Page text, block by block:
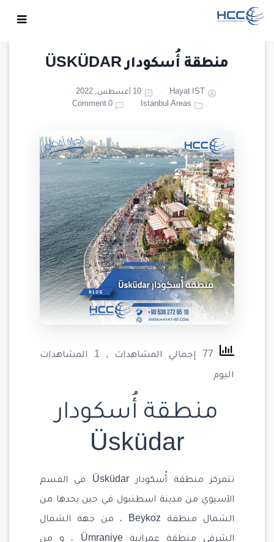
منطقة أُسكودار ÜSKÜDAR
Hayat IST
10 أغسطس, 2022
Istanbul Areas
0 Comment
, 1 المشاهدات
اليوم
منطقة أُسكودار
Üsküdar
تتمركز منطقة أُسكودار Üsküdar في القسم
الآسيوي من مدينة اسطنبول في حين يحدها من
الشمال منطقة Beykoz ، من جهة الشمال
الشرقي منطقة عمرانية Ümraniye ، و من